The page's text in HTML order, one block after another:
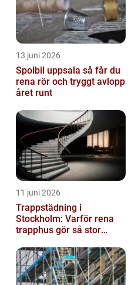
13 juni 2026
Spolbil uppsala så får du
rena rör och tryggt avlopp
året runt
11 juni 2026
Trappstädning i
Stockholm: Varför rena
trapphus gör så stor